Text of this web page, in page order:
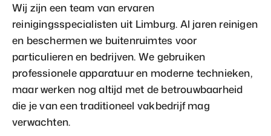
Wij zijn een team van ervaren
reinigingsspecialisten uit Limburg. Al jaren reinigen
en beschermen we buitenruimtes voor
particulieren en bedrijven. We gebruiken
professionele apparatuur en moderne technieken,
maar werken nog altijd met de betrouwbaarheid
die je van een traditioneel vakbedrijf mag
verwachten.